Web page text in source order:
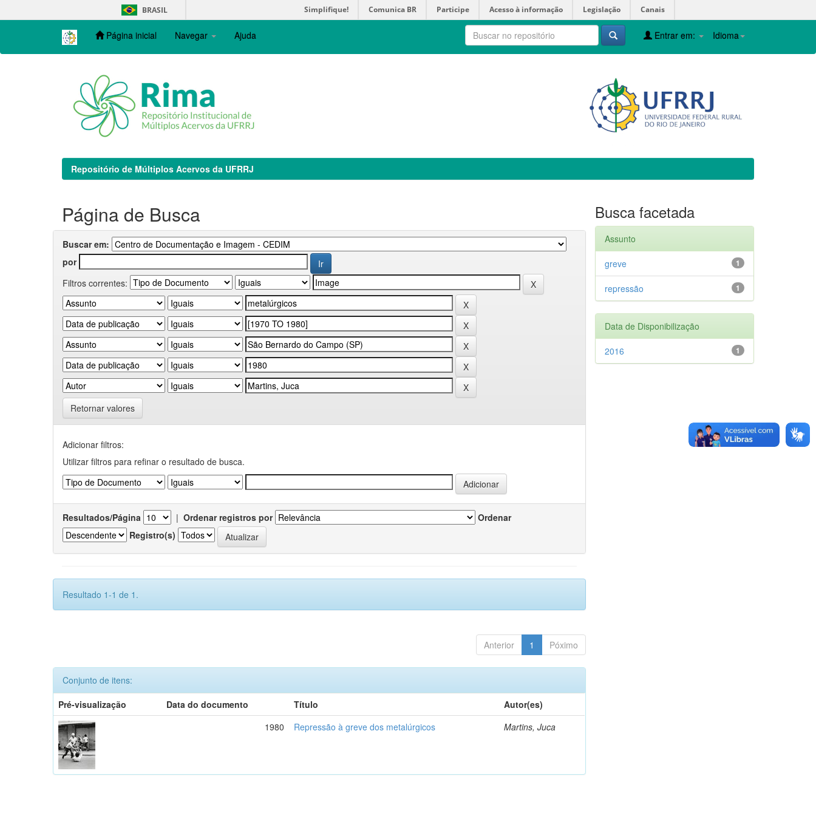
navigation
BRASIL Simplifique! Comunica BR Participe Acesso à informação Legislação Canais
Página inicial Navegar Ajuda Idioma
Entrar em:
Repositório de Múltiplos Acervos da UFRRJ
Página de Busca
Buscar em:
por
Filtros correntes:
Retornar valores
Adicionar filtros:
Utilizar filtros para refinar o resultado de busca.
Resultados/Página | Ordenar registros por
Ordenar
Registro(s)
Resultado 1-1 de 1.
Anterior 1 Póximo
Conjunto de itens:
Pré-visualização
Data do documento Título
Autor(es)
1980
Repressão à greve dos metalúrgicos Martins, Juca
Busca facetada
Assunto
1
greve
1
repressão
Data de Disponibilização
1
2016